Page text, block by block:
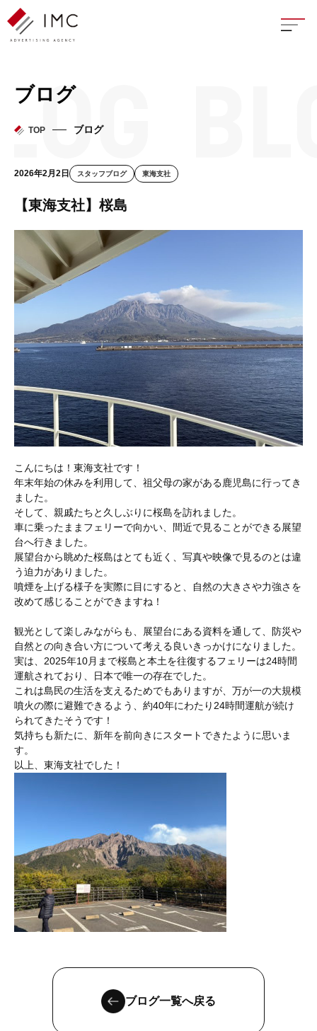
座談
ブログ
TOP ブログ
2026年2月2日 スタッフブログ 東海支社
【東海支社】桜島
こんにちは！東海支社です！
年末年始の休みを利用して、祖父母の家がある鹿児島に行ってき
ました。
そして、親戚たちと久しぶりに桜島を訪れました。
車に乗ったままフェリーで向かい、間近で見ることができる展望
台へ行きました。
展望台から眺めた桜島はとても近く、写真や映像で見るのとは違
う迫力がありました。
噴煙を上げる様子を実際に目にすると、自然の大きさや力強さを
改めて感じることができますね！
観光として楽しみながらも、展望台にある資料を通して、防災や
自然との向き合い方について考える良いきっかけになりました。
実は、2025年10月まで桜島と本土を往復するフェリーは24時間
運航されており、日本で唯一の存在でした。
これは島民の生活を支えるためでもありますが、万が一の大規模
噴火の際に避難できるよう、約40年にわたり24時間運航が続け
られてきたそうです！
気持ちも新たに、新年を前向きにスタートできたように思いま
す。
以上、東海支社でした！
ブログ一覧へ戻る